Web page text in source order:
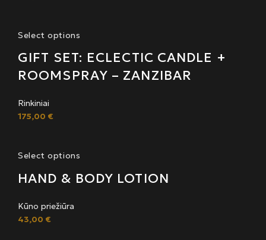
Select options
GIFT SET: ECLECTIC CANDLE +
ROOMSPRAY – ZANZIBAR
Rinkiniai
175,00 €
Select options
HAND & BODY LOTION
Kūno priežiūra
43,00 €